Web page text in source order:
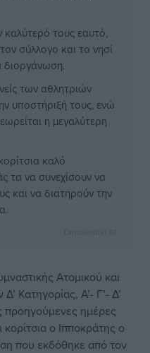
καλύτερό τους εαυτό,
σύλλογο και το νησί
διοργάνωση.
των αθλητριών
υποστήριξή τους, ενώ
η μεγαλύτερη
καλό
τα να συνεχίσουν να
και να διατηρούν την
Ατομικού και
Κατηγορίας, Α’- Γ’- Δ’
προηγούμενες ημέρες
ο Ιπποκράτης ο
που εκδόθηκε από τον